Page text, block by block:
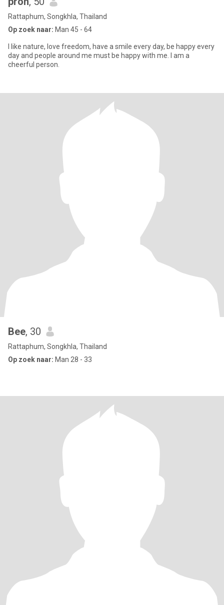
Rattaphum, Songkhla, Thailand
Op zoek naar: Man 45 - 64
I like nature, love freedom, have a smile every day, be happy every
day and people around me must be happy with me. I am a
cheerful person.
Bee, 30
Rattaphum, Songkhla, Thailand
Op zoek naar: Man 28 - 33